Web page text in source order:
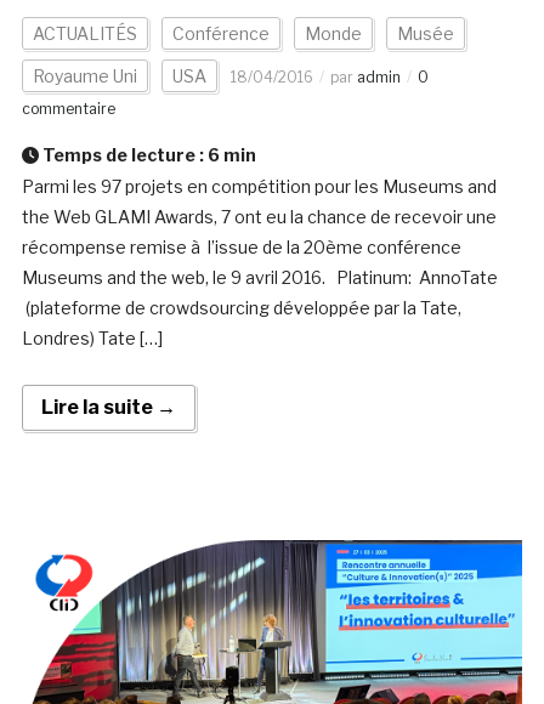
ACTUALITÉS Conférence Monde Musée
Royaume Uni USA 18/04/2016 par admin
0
commentaire
Temps de lecture : 6 min
Parmi les 97 projets en compétition pour les Museums and
the Web GLAMI Awards, 7 ont eu la chance de recevoir une
récompense remise à l’issue de la 20ème conférence
Museums and the web, le 9 avril 2016. Platinum: AnnoTate
(plateforme de crowdsourcing développée par la Tate,
Londres) Tate […]
Lire la suite →